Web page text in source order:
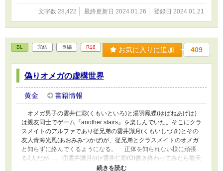
文字数 28,422 最終更新日 2024.01.26 登録日 2024.01.21
BL 完結 長編 R18 お気に入りに追加 409
偽りオメガの虚構世界
黄金 書籍情報
オメガ男子の雲井仁彩(くもいといろ)と湯羽鳳蝶(ゆばねあげは)
は親友同士でゲーム『another stairs』を楽しんでいた。そこにクラ
スメイトのアルファであり従兄弟の雲井識月(くもいしづき)とその
友人青海光風(あおみみつかぜ)が、従兄弟とクラスメイトのオメガ
と知らずに絡んでくるようになる。 正体を知られない様に頑張
る2人だが…。 ①雲井識月(α)×雲井仁彩(Ω)書き終わってみたら能天
気そうなカップルになった。40話まで有り。 ②仁彩のお父さん過